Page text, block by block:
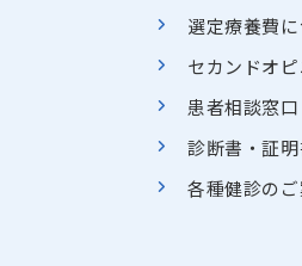
選定療養費
セカンドオ
患者相談窓口
診断書・証
各種健診の